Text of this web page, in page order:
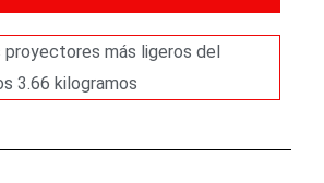
proyectores más ligeros del
3.66 kilogramos